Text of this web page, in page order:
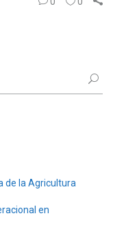
de la Agricultura
en